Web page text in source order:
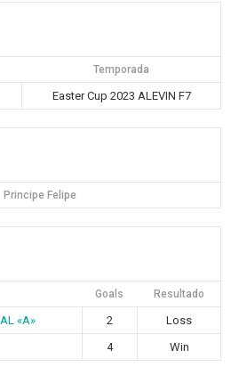
Temporada
Easter Cup 2023 ALEVIN F7
Principe Felipe
Goals Resultado
«A» 2
Loss
4 Win